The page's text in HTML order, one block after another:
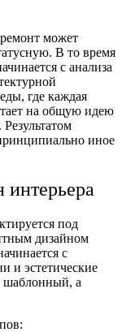
может
В то время
с анализа
где каждая
на общую идею
иное
интерьера
под
дизайном
с
и эстетические
шаблонный, а